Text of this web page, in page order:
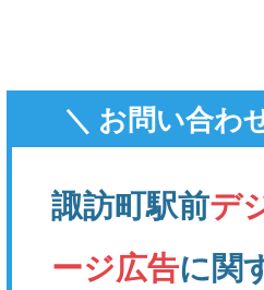
＼ お問い合わ
諏訪町駅前デ
ージ広告に関